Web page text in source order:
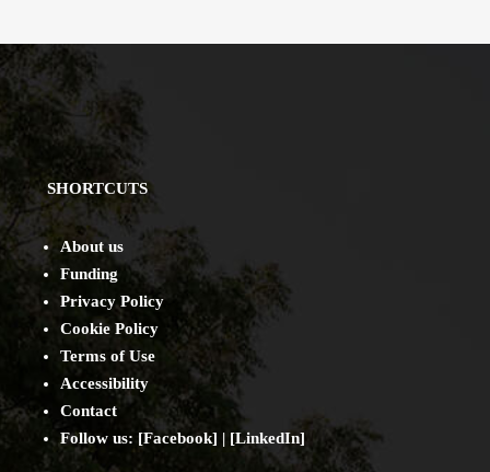
SHORTCUTS
About us
Funding
Privacy Policy
Cookie Policy
Terms of Use
Accessibility
Contact
Follow us: [Facebook] | [LinkedIn]